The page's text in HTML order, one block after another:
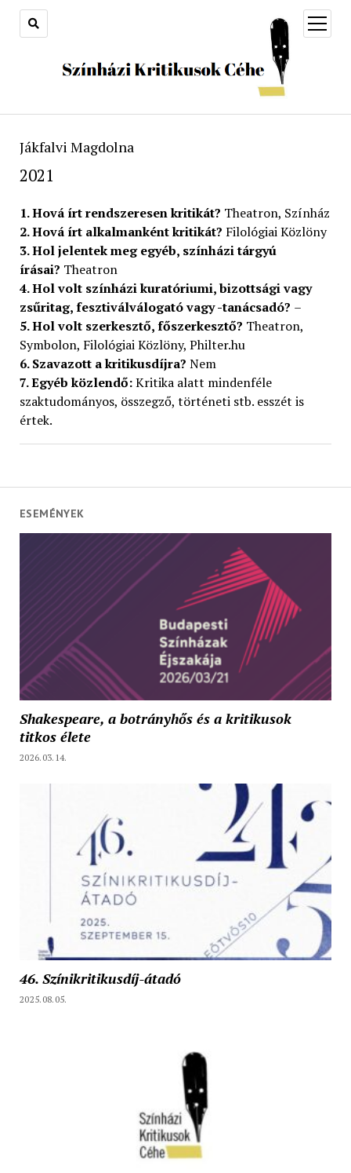
open
menu
Jákfalvi Magdolna
2021
1. Hová írt rendszeresen kritikát? Theatron, Színház
2. Hová írt alkalmanként kritikát? Filológiai Közlöny
3. Hol jelentek meg egyéb, színházi tárgyú
írásai? Theatron
4. Hol volt színházi kuratóriumi, bizottsági vagy
zsűritag, fesztiválválogató vagy -tanácsadó? –
5. Hol volt szerkesztő, főszerkesztő? Theatron,
Symbolon, Filológiai Közlöny, Philter.hu
6. Szavazott a kritikusdíjra? Nem
7. Egyéb közlendő:Kritika alatt mindenféle
szaktudományos, összegző, történeti stb. esszét is
értek.
ESEMÉNYEK
Shakespeare, a botrányhős és a kritikusok
titkos élete
2026.03.14.
46. Színikritikusdíj-átadó
2025.08.05.